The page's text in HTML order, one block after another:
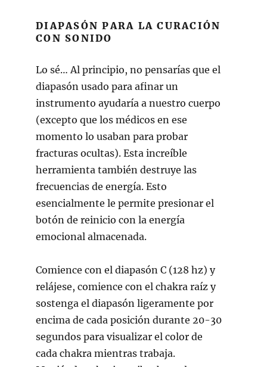
DIAPASÓN PARA LA CURACIÓN
CON SONIDO
Lo sé… Al principio, no pensarías que el
diapasón usado para afinar un
instrumento ayudaría a nuestro cuerpo
(excepto que los médicos en ese
momento lo usaban para probar
fracturas ocultas). Esta increíble
herramienta también destruye las
frecuencias de energía. Esto
esencialmente le permite presionar el
botón de reinicio con la energía
emocional almacenada.
Comience con el diapasón C (128 hz) y
relájese, comience con el chakra raíz y
sostenga el diapasón ligeramente por
encima de cada posición durante 20-30
segundos para visualizar el color de
cada chakra mientras trabaja.